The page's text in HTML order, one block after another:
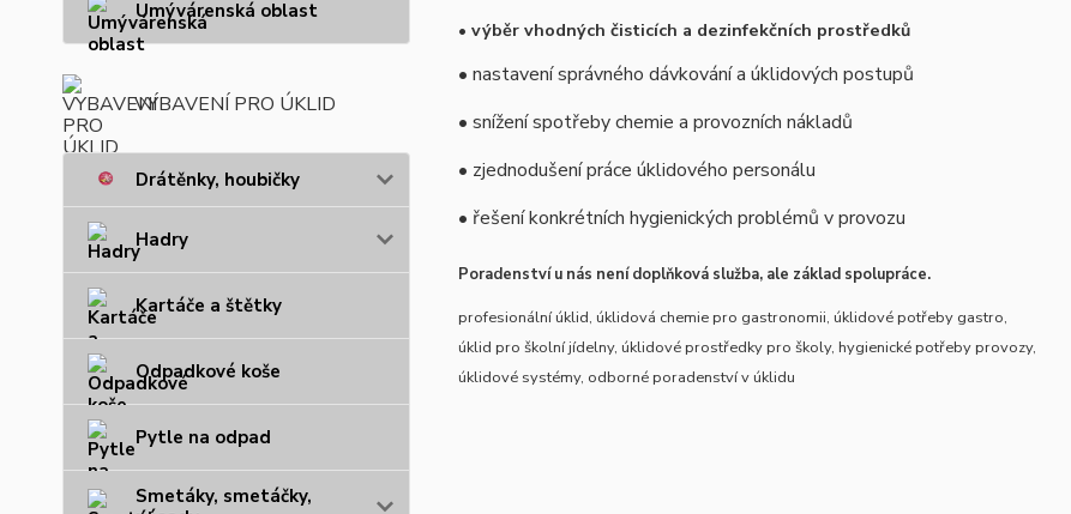
Umývárenská oblast
VYBAVENÍ PRO ÚKLID
Drátěnky, houbičky
Hadry
Kartáče a štětky
Odpadkové koše
Pytle na odpad
Smetáky, smetáčky,
• výběr vhodných čisticích a dezinfekčních prostředků
• nastavení správného dávkování a úklidových postupů
• snížení spotřeby chemie a provozních nákladů
• zjednodušení práce úklidového personálu
• řešení konkrétních hygienických problémů v provozu
Poradenství u nás není doplňková služba, ale základ spolupráce.
profesionální úklid, úklidová chemie pro gastronomii, úklidové potřeby gastro,
úklid pro školní jídelny, úklidové prostředky pro školy, hygienické potřeby provozy,
úklidové systémy, odborné poradenství v úklidu